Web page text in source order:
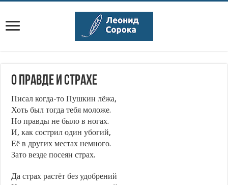
О правде и страхе
Писал когда-то Пушкин лёжа,
Хоть был тогда тебя моложе.
Но правды не было в ногах.
И, как сострил один убогий,
Её в других местах немного.
Зато везде посеян страх.
Да страх растёт без удобрений